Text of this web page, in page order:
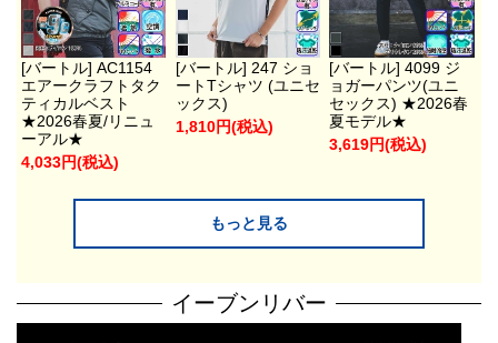
[バートル] AC1154
エアークラフトタク
ティカルベスト
★2026春夏/リニュ
ーアル★
4,033円(税込)
[バートル] 247 ショ
ートTシャツ (ユニセ
ックス)
1,810円(税込)
[バートル] 4099 ジ
ョガーパンツ(ユニ
セックス) ★2026春
夏モデル★
3,619円(税込)
もっと見る
イーブンリバー